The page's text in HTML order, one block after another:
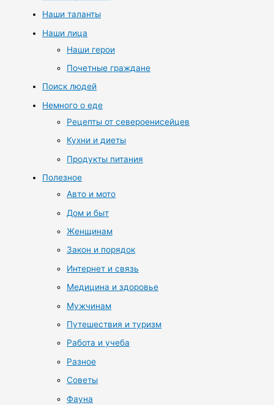
Наши таланты
Наши лица
Наши герои
Почетные граждане
Поиск людей
Немного о еде
Рецепты от североенисейцев
Кухни и диеты
Продукты питания
Полезное
Авто и мото
Дом и быт
Женщинам
Закон и порядок
Интернет и связь
Медицина и здоровье
Мужчинам
Путешествия и туризм
Работа и учеба
Разное
Советы
Фауна